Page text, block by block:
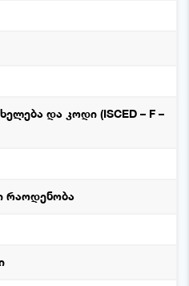
და კოდი (ISCED – F –
რაოდენობა